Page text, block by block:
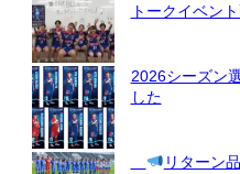
トークイベン
2026シーズン
した
リターン